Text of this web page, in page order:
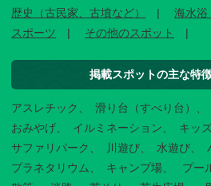
歴史（古民家、古墳など）
海水浴
スポーツ
その他のスポット
掲載スポットの主な特
アスレチック 滑り台（すべり台）
おみやげ
イルミネーション キッ
サファリパーク
川遊び 水遊び
プラネタリウム
キャンプ場 プー